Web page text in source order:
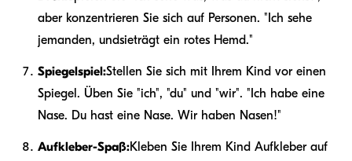
aber konzentrieren Sie sich auf Personen. "Ich sehe
jemanden, undsieträgt ein rotes Hemd."
Spiegelspiel:Stellen Sie sich mit Ihrem Kind vor einen
Spiegel. Üben Sie "ich", "du" und "wir". "Ich habe eine
Nase. Du hast eine Nase. Wir haben Nasen!"
Aufkleber-Spaß:Kleben Sie Ihrem Kind Aufkleber auf